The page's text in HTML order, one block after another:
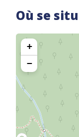
Où se
+
−